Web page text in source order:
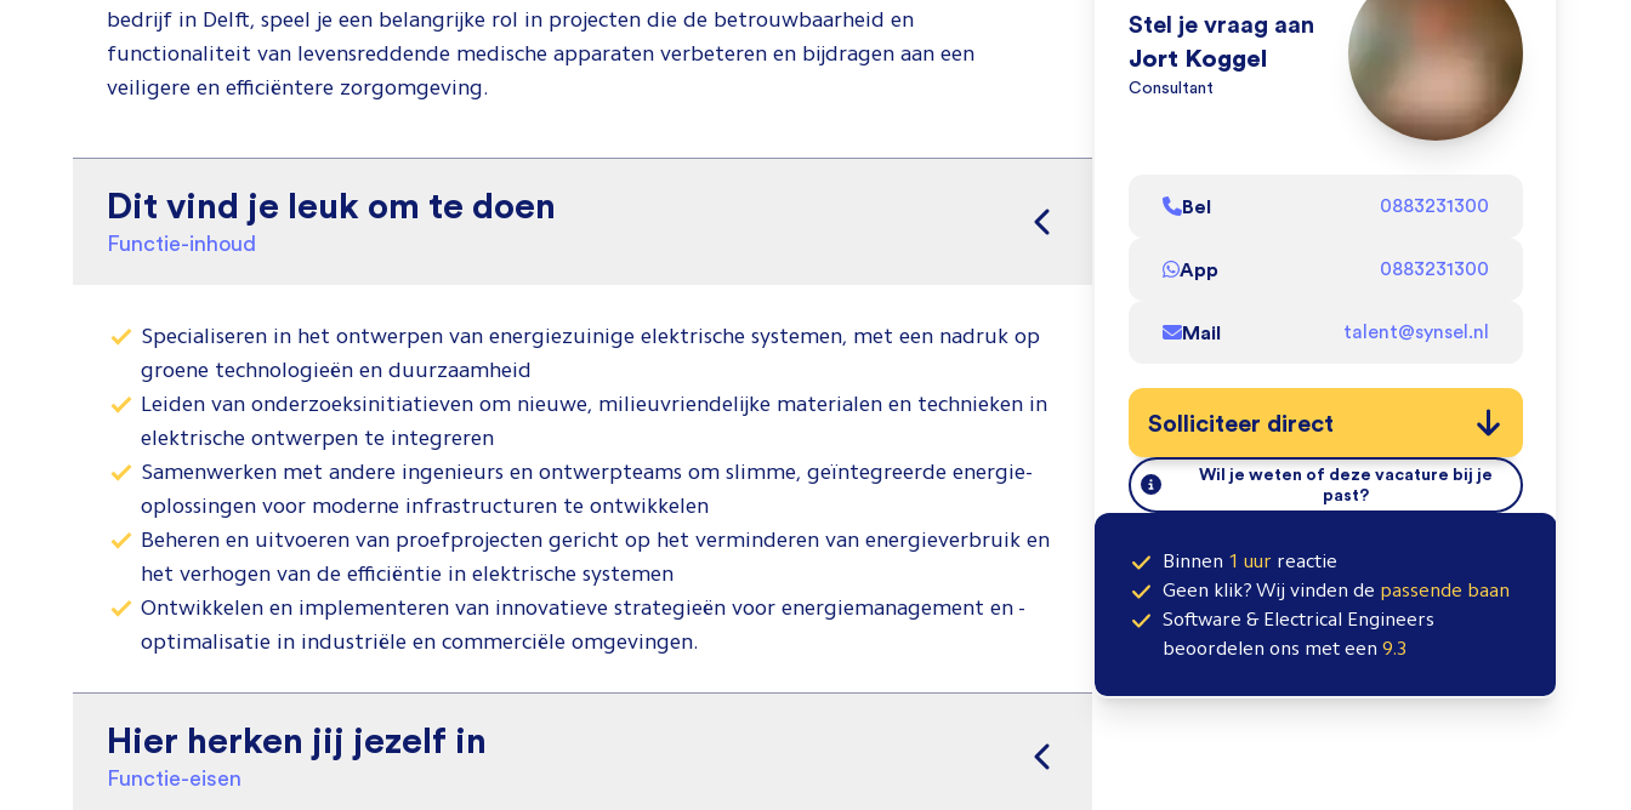
weten waar je
Speel
bedrijf in Delft, speel je een belangrijke rol in projecten die de betrouwbaarheid en
functionaliteit van levensreddende medische apparaten verbeteren en bijdragen aan een
veiligere en efficiëntere zorgomgeving.
Dit vind je leuk om te doen
Functie-inhoud
Specialiseren in het ontwerpen van energiezuinige elektrische systemen, met een nadruk op
groene technologieën en duurzaamheid
Leiden van onderzoeksinitiatieven om nieuwe, milieuvriendelijke materialen en technieken in
elektrische ontwerpen te integreren
Samenwerken met andere ingenieurs en ontwerpteams om slimme, geïntegreerde energie-
oplossingen voor moderne infrastructuren te ontwikkelen
Beheren en uitvoeren van proefprojecten gericht op het verminderen van energieverbruik en
het verhogen van de efficiëntie in elektrische systemen
Ontwikkelen en implementeren van innovatieve strategieën voor energiemanagement en -
optimalisatie in industriële en commerciële omgevingen.
Hier herken jij jezelf in
Functie-eisen
Stel je vraag aan
Jort Koggel
Consultant
Bel 0883231300
App 0883231300
Mail talent@synsel.nl
Solliciteer direct
Wil je weten of deze vacature bij je
past?
Binnen 1 uur reactie
Geen klik? Wij vinden de passende baan
Software & Electrical Engineers
beoordelen ons met een 9.3